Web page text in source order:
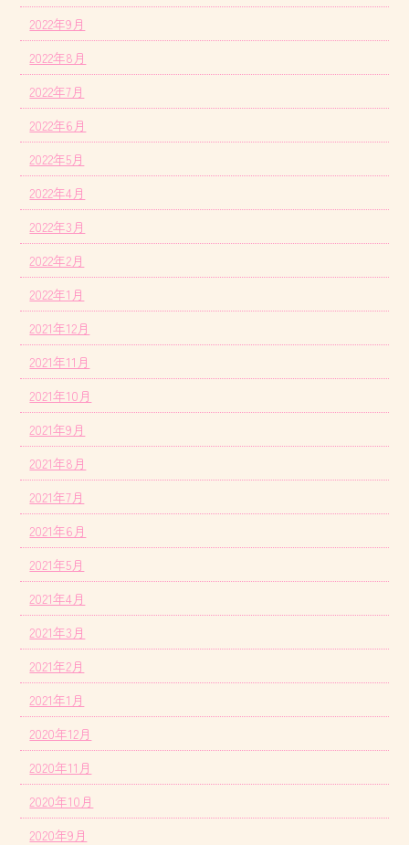
2022年9月
2022年8月
2022年7月
2022年6月
2022年5月
2022年4月
2022年3月
2022年2月
2022年1月
2021年12月
2021年11月
2021年10月
2021年9月
2021年8月
2021年7月
2021年6月
2021年5月
2021年4月
2021年3月
2021年2月
2021年1月
2020年12月
2020年11月
2020年10月
2020年9月